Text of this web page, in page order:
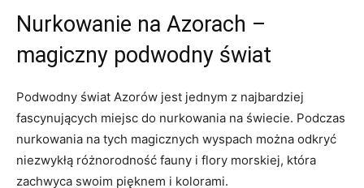
Nurkowanie na Azorach –
magiczny podwodny świat
Podwodny świat Azorów jest jednym z najbardziej
fascynujących miejsc do nurkowania na świecie. Podczas
nurkowania na tych magicznych wyspach można odkryć
niezwykłą różnorodność fauny i flory morskiej, która
zachwyca swoim pięknem i kolorami.